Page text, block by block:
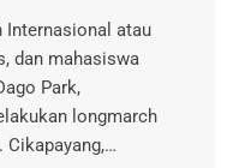
Internasional atau
dan mahasiswa
Park,
longmarch
Cikapayang,…